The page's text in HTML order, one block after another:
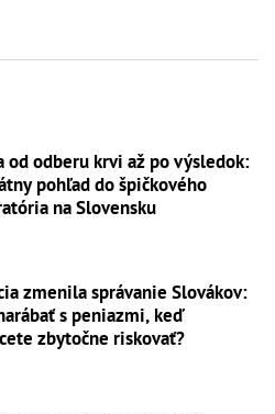
od odberu krvi až po výsledok:
pohľad do špičkového
na Slovensku
zmenila správanie Slovákov:
s peniazmi, keď
zbytočne riskovať?